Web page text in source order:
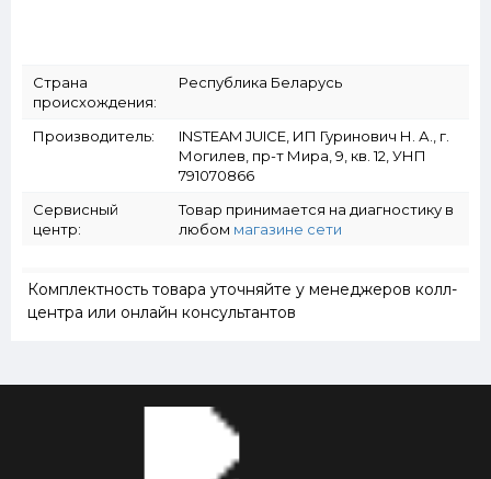
Страна
происхождения:
Республика Беларусь
Производитель:
INSTEAM JUICE, ИП Гуринович Н. А., г.
Могилев, пр-т Мира, 9, кв. 12, УНП
791070866
Сервисный
центр:
Товар принимается на диагностику в
любом магазине сети
Комплектность товара уточняйте у менеджеров колл-
центра или онлайн консультантов